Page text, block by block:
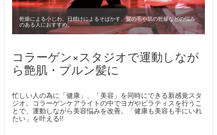
乾燥による小じわ、日焼けによるそばかす、髪の毛や肌の乾燥などの悩み
のある人におすすめ。
コラーゲン×スタジオで運動しなが
ら艶肌・プルン髪に
忙しい人の為に「健康」、「美容」を同時にできる新感覚スタ
ジオ。コラーゲンケアライトの中でヨガやピラティスを行うこ
とで、運動しながら美容悩みを改善。「健康も美容も手にいれ
たい」を叶える!!